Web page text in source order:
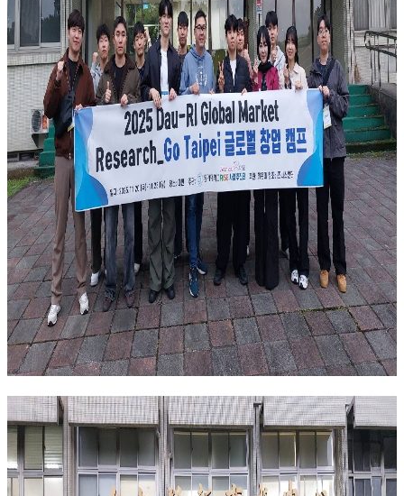
駐
育
成
育
成
服
務
廠
商
資
訊
相
關
法
規
聯
絡
我
們